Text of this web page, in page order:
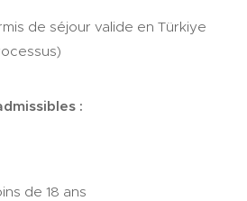
de séjour valide en Türkiye
:
de 18 ans